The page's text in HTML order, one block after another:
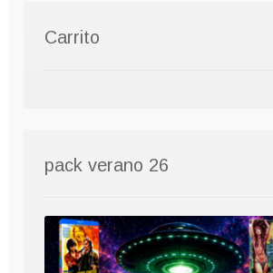
Carrito
pack verano 26